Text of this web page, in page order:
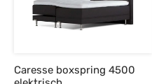
Caresse boxspring 4500